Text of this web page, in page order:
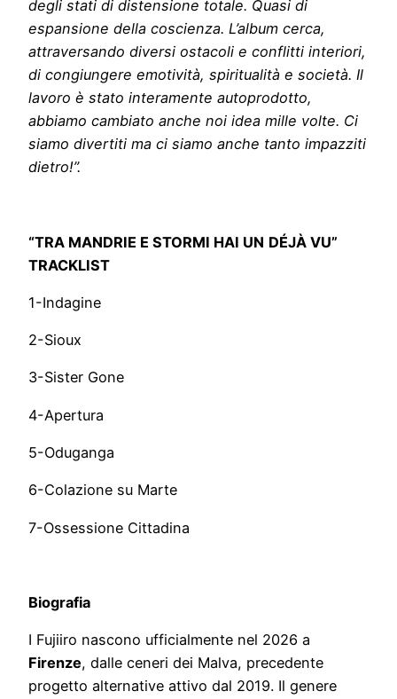
degli stati di distensione totale. Quasi di
espansione della coscienza. L’album cerca,
attraversando diversi ostacoli e conflitti interiori,
di congiungere emotività, spiritualità e società. Il
lavoro è stato interamente autoprodotto,
abbiamo cambiato anche noi idea mille volte. Ci
siamo divertiti ma ci siamo anche tanto impazziti
dietro!”.
“TRA MANDRIE E STORMI HAI UN DÉJÀ VU”
TRACKLIST
1-Indagine
2-Sioux
3-Sister Gone
4-Apertura
5-Oduganga
6-Colazione su Marte
7-Ossessione Cittadina
Biografia
I Fujiiro nascono ufficialmente nel 2026 a
Firenze, dalle ceneri dei Malva, precedente
progetto alternative attivo dal 2019. Il genere